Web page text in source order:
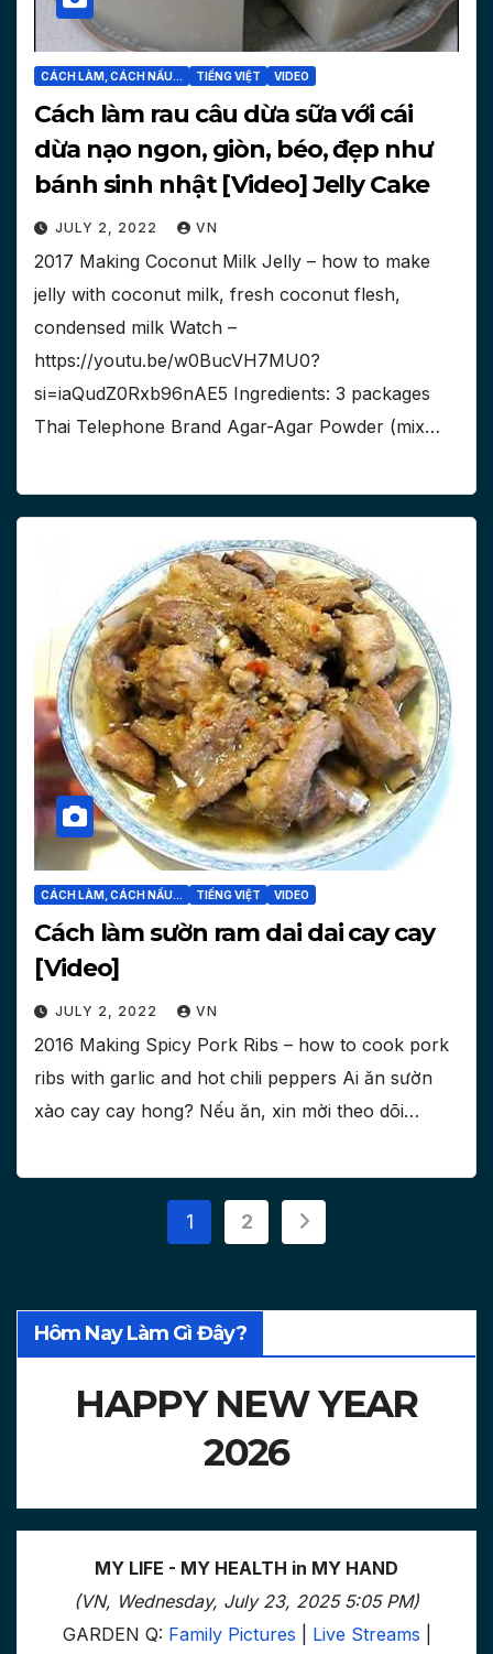
CÁCH LÀM, CÁCH NẤU... TIẾNG VIỆT VIDEO
Cách làm rau câu dừa sữa với cái
dừa nạo ngon, giòn, béo, đẹp như
bánh sinh nhật [Video] Jelly Cake
JULY 2, 2022 VN
2017 Making Coconut Milk Jelly – how to make
jelly with coconut milk, fresh coconut flesh,
condensed milk Watch –
https://youtu.be/w0BucVH7MU0?
si=iaQudZ0Rxb96nAE5 Ingredients: 3 packages
Thai Telephone Brand Agar-Agar Powder (mix…
CÁCH LÀM, CÁCH NẤU... TIẾNG VIỆT VIDEO
Cách làm sườn ram dai dai cay cay
[Video]
JULY 2, 2022 VN
2016 Making Spicy Pork Ribs – how to cook pork
ribs with garlic and hot chili peppers Ai ăn sườn
xào cay cay hong? Nếu ăn, xin mời theo dõi…
Posts
1 2
Hôm Nay Làm Gì Đây?
HAPPY NEW YEAR
2026
MY LIFE - MY HEALTH in MY HAND
(VN, Wednesday, July 23, 2025 5:05 PM)
GARDEN Q: Family Pictures Live Streams